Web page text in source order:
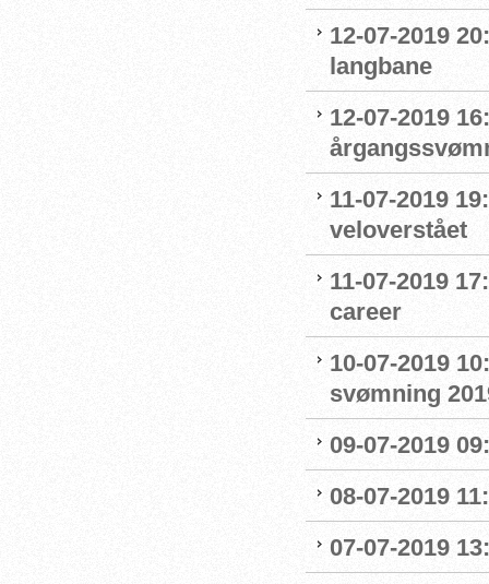
12-07-2019
langbane
12-07-2019
11-07-2019
veloverstået
11-07-2019
career
10-07-2019
svømning
09-07-2019
08-07-2019
07-07-2019